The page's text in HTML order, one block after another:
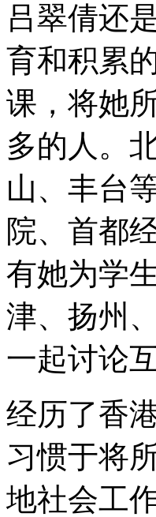
吕翠倩还
育和积累
课，将她
多的人。
山、丰台
院、首都
有她为学
津、扬州
一起讨论
经历了香
习惯于将
地社会工